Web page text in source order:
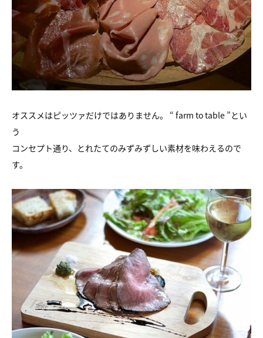
オススメはピッツァだけではありません。 “ farm to table ”とい
う
コンセプト通り、とれたてのみずみずしい素材を味わえるので
す。